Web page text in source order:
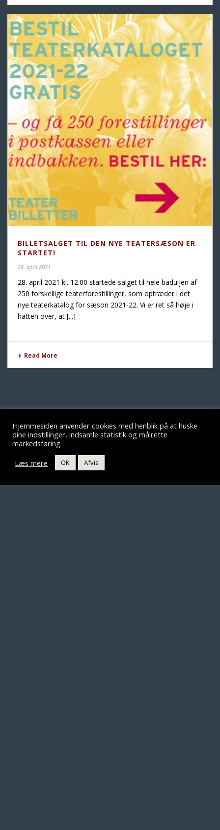
BILLETSALGET TIL DEN NYE TEATERSÆSON ER
STARTET!
28. april 2021
28. april 2021 kl. 12.00 startede salget til hele baduljen af
250 forskellige teaterforestillinger, som optræder i det
nye teaterkatalog for sæson 2021-22. Vi er ret så høje i
hatten over, at [...]
Read More
TEATRET VED SORTE HEST
Vesterbrogade 150
1620 København V
Hjemmesiden anvender cookies med henblik på at huske
dine indstillinger, indsamle statistik og målrette
markedsføring
Læs mere
OK Afvis